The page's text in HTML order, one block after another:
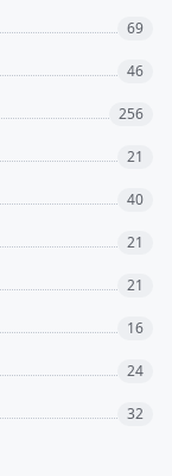
69
46
256
21
40
21
21
16
24
32